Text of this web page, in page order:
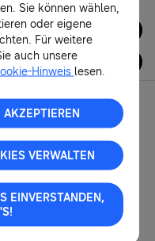
Pressematerialien
Sie können wählen,
oder eigene
Für weitere
auch unsere
Hinweis lesen.
AKZEPTIEREN
VERWALTEN
EINVERSTANDEN,